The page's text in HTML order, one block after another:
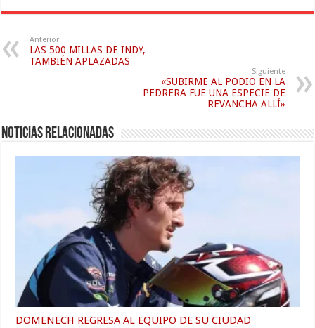
Anterior
LAS 500 MILLAS DE INDY,
TAMBIÉN APLAZADAS
Siguiente
«SUBIRME AL PODIO EN LA
PEDRERA FUE UNA ESPECIE DE
REVANCHA ALLÍ»
Noticias relacionadas
DOMENECH REGRESA AL EQUIPO DE SU CIUDAD